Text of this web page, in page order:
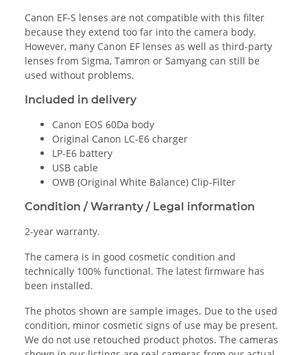
Canon EF-S lenses are not compatible with this filter
because they extend too far into the camera body.
However, many Canon EF lenses as well as third-party
lenses from Sigma, Tamron or Samyang can still be
used without problems.
Included in delivery
Canon EOS 60Da body
Original Canon LC-E6 charger
LP-E6 battery
USB cable
OWB (Original White Balance) Clip-Filter
Condition / Warranty / Legal information
2-year warranty.
The camera is in good cosmetic condition and
technically 100% functional. The latest firmware has
been installed.
The photos shown are sample images. Due to the used
condition, minor cosmetic signs of use may be present.
We do not use retouched product photos. The cameras